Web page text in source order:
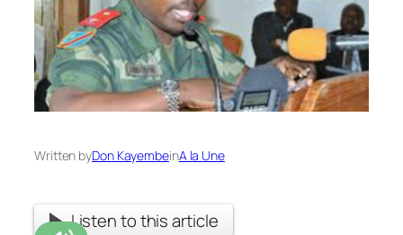
Written byDon KayembeinA la Une
Listen to this article